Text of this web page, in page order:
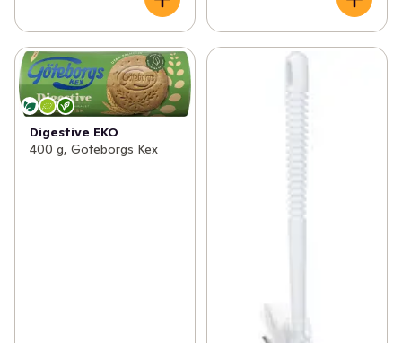
Digestive EKO
400 g, Göteborgs Kex